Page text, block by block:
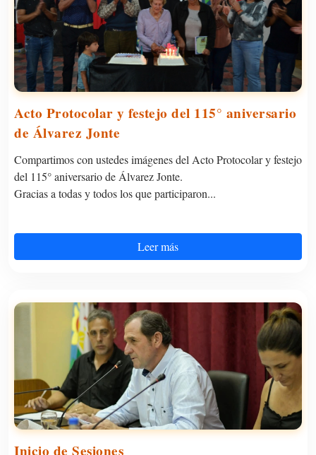
Acto Protocolar y festejo del 115° aniversario
de Álvarez Jonte
Compartimos con ustedes imágenes del Acto Protocolar y festejo
del 115° aniversario de Álvarez Jonte.
Gracias a todas y todos los que participaron...
Leer más
Inicio de Sesiones